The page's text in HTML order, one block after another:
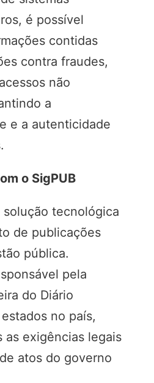
é possível
contidas
contra fraudes,
não
a
e a autenticidade
o SigPUB
solução tecnológica
de publicações
pública.
pela
do Diário
no país,
as exigências legais
atos do governo